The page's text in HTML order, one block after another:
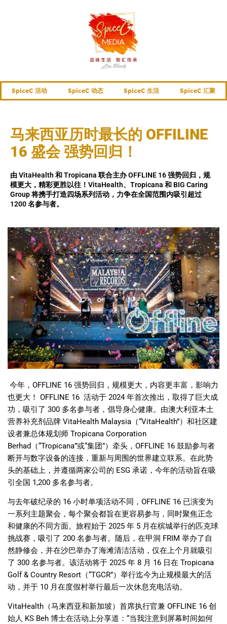
SpiceC 活动 SpiceC 动态 SpiceC 生活 SpiceC 汇聚
马来西亚历时最长的 OFFILINE
16 盛会 强势回归！
由 VitaHealth 和 Tropicana 联合主办 OFFLINE 16 强势回归，规
模更大，精彩更胜以往！VitaHealth、Tropicana 和 BIG Caring
Group 将携手打造四场系列活动，力争在全国范围内吸引超过
1200 名参与者。
今年， OFFLINE 16 强势回归，规模更大，内容更丰富，影响力
也更大！ OFFLINE 16 活动于 2024年首次推出，取得了巨大成
功，吸引了 300 多名参与者，倡导身心健康。由澳大利亚本土
营养补充剂品牌 VitaHealth Malaysia （“VitaHealth”）和社区建
设者兼总体规划师 Tropicana Corporation
Berhad （“Tropicana”或“集团”）牵头， OFFLINE 16 鼓励参与者
断开与数字设备的连接，重新与周围的世界建立联系。在此势
头的基础上，并遵循两家公司的 ESG 承诺，今年的活动旨在吸
引全国 1,200 多名参与者。
与去年破纪录的 16 小时单项活动不同， OFFLINE 16 已演变为
一系列主题聚会，每个聚会都旨在更容易参与，同时聚焦正念
和健康的不同方面。旅程始于 2025 年 5 月在槟城举行的匹克球
挑战赛，吸引了 200 名参与者。随后，在甲洞 FRIM 举办了自
然静修会，并在沙巴举办了海滩清洁活动，仅在上个月就吸引
了 300 名参与者。该活动将于 2025 年 8 月 16 日在 Tropicana
Golf & Country Resort （“TGCR”）举行迄今为止规模最大的活
动，并于 10 月在度假村举行最后一次休息充电活动。
VitaHealth （马来西亚和新加坡）首席执行官兼 OFFLINE 16 创
始人 KS Beh 博士在活动上分享道： “当我注意到屏幕时间如何